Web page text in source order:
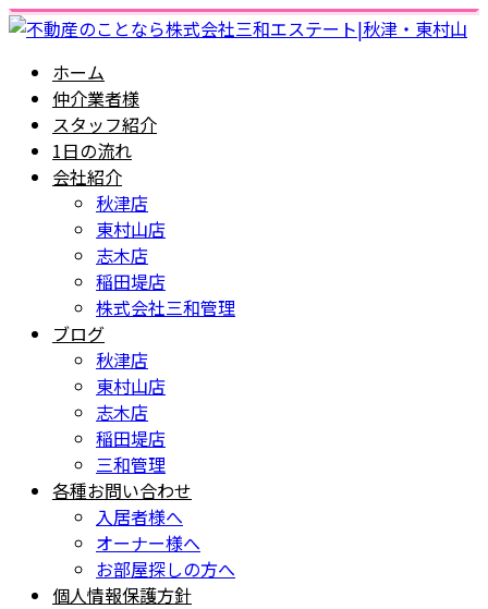
ホーム
仲介業者様
スタッフ紹介
1日の流れ
会社紹介
秋津店
東村山店
志木店
稲田堤店
株式会社三和管理
ブログ
秋津店
東村山店
志木店
稲田堤店
三和管理
各種お問い合わせ
入居者様へ
オーナー様へ
お部屋探しの方へ
個人情報保護方針